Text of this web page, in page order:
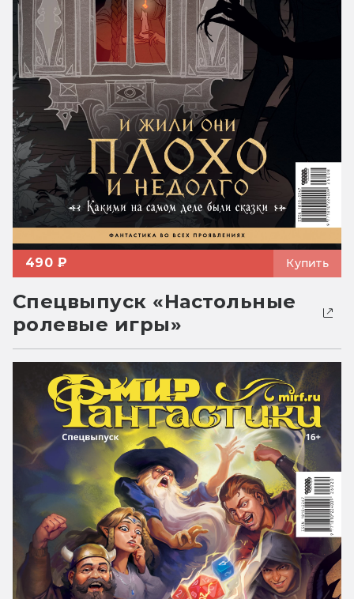
490 ₽ Купить
Спецвыпуск «Настольные
ролевые игры»